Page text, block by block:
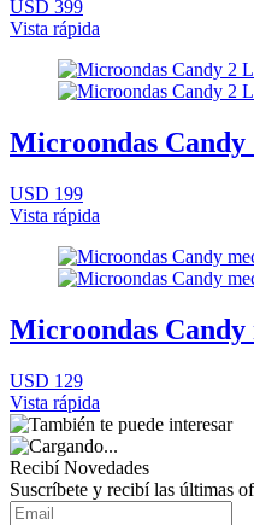
USD 399
Vista rápida
Microondas
USD 199
Vista rápida
Microondas Candy
USD 129
Vista rápida
Recibí Novedades
Suscríbete y recibí las últimas